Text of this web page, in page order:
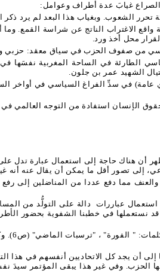
الصراع غيابَ عدة أطراف وعوامل:
واقع الاغتراب الناتج عن شراسة
محل أخذ ورد.
من صفوف الحزب في سياق معقد: حزبي
الشهيد عمر بن جلون.
عامة) في سدِّ الفراغ السياسي في أواخر
أن هناك حاجة إلى استعمال عبارة تدل
إلى تصور أقل ما يمكن أن يقال عنه
مما دفع عددا من المناضلين إلى رفع
عباررات
دالة على التولُّد من
نستعملها في خطبنا الشفوية بحضور
إلى أن يجد كل الاتحاديين أنفسهم في
الحزب. وفي غير هذا يبقى المؤتمر سيدَ